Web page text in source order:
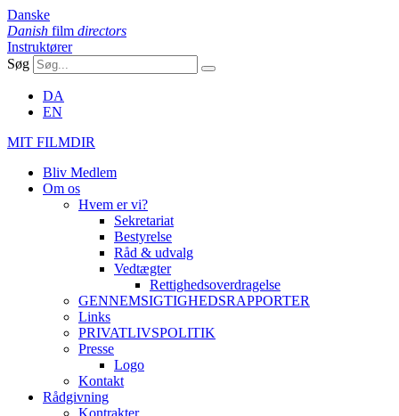
Danske
Danish film directors
Instruktører
Søg
DA
EN
MIT FILMDIR
Bliv Medlem
Om os
Hvem er vi?
Sekretariat
Bestyrelse
Råd & udvalg
Vedtægter
Rettighedsoverdragelse
GENNEMSIGTIGHEDSRAPPORTER
Links
PRIVATLIVSPOLITIK
Presse
Logo
Kontakt
Rådgivning
Kontrakter